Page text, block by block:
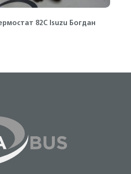
82С Isuzu Богдан